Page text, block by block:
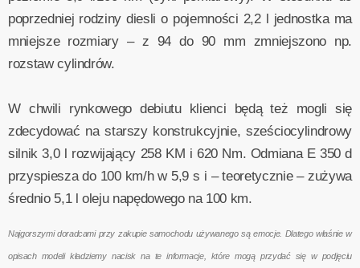
poprzedniej rodziny diesli o pojemności 2,2 l jednostka ma
mniejsze rozmiary – z 94 do 90 mm zmniejszono np.
rozstaw cylindrów.
W chwili rynkowego debiutu klienci będą też mogli się
zdecydować na starszy konstrukcyjnie, sześciocylindrowy
silnik 3,0 l rozwijający 258 KM i 620 Nm. Odmiana E 350 d
przyspiesza do 100 km/h w 5,9 s i – teoretycznie – zużywa
średnio 5,1 l oleju napędowego na 100 km.
Najgorszymi doradcami przy zakupie samochodu używanego są emocje. Dlatego właśnie w
opisach modeli kładziemy nacisk na te informacje, które mogą przydać się w podjęciu